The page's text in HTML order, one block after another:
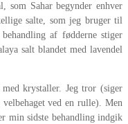
som Sahar begynder enhver
salte, som jeg bruger til
af fødderne stiger
salt blandet med lavendel
krystaller. Jeg tror (siger
ved en rulle). Men
min sidste behandling indgik